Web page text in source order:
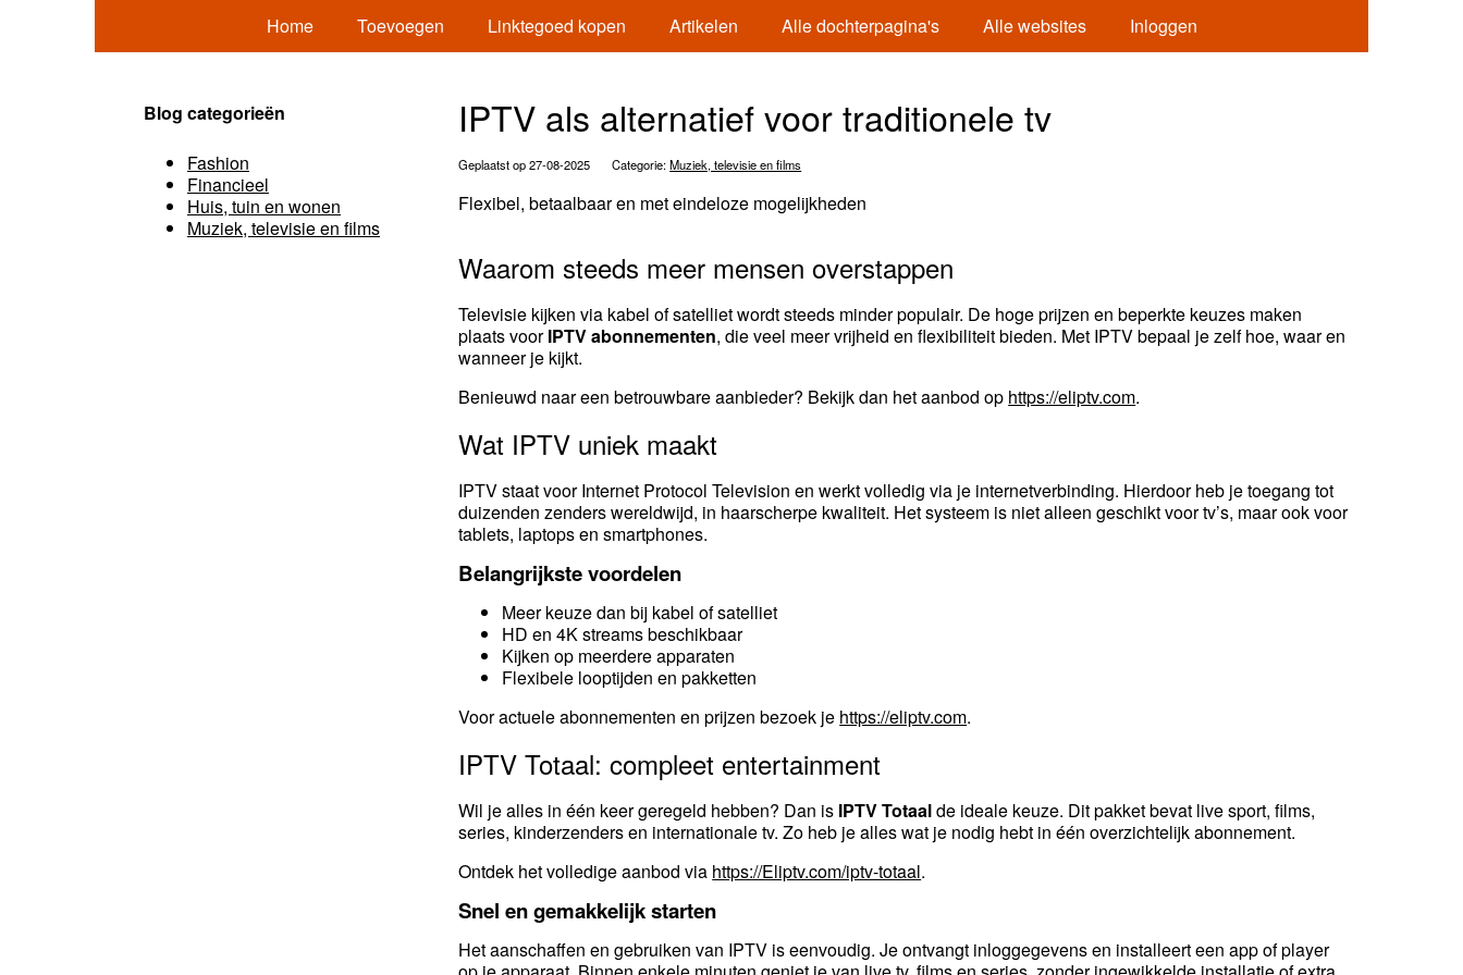
Home Toevoegen Linktegoed kopen Artikelen Alle dochterpagina's Alle websites Inloggen
IPTV als alternatief voor traditionele tv
Geplaatst op 27-08-2025 Categorie:Muziek, televisie en films
Flexibel, betaalbaar en met eindeloze mogelijkheden
Waarom steeds meer mensen overstappen
Televisie kijken via kabel of satelliet wordt steeds minder populair. De hoge prijzen en beperkte keuzes maken
plaats voorIPTV abonnementen, die veel meer vrijheid en flexibiliteit bieden. Met IPTV bepaal je zelf hoe, waar en
wanneer je kijkt.
Benieuwd naar een betrouwbare aanbieder? Bekijk dan het aanbod op https://eliptv.com.
Wat IPTV uniek maakt
IPTV staat voor Internet Protocol Television en werkt volledig via je internetverbinding. Hierdoor heb je toegang tot
duizenden zenders wereldwijd, in haarscherpe kwaliteit. Het systeem is niet alleen geschikt voor tv’s, maar ook voor
tablets, laptops en smartphones.
Belangrijkste voordelen
Meer keuze dan bij kabel of satelliet
HD en 4K streams beschikbaar
Kijken op meerdere apparaten
Flexibele looptijden en pakketten
Voor actuele abonnementen en prijzen bezoek je https://eliptv.com.
IPTV Totaal: compleet entertainment
Wil je alles in één keer geregeld hebben? Dan is IPTV Totaalde ideale keuze. Dit pakket bevat live sport, films,
series, kinderzenders en internationale tv. Zo heb je alles wat je nodig hebt in één overzichtelijk abonnement.
Ontdek het volledige aanbod via https://Eliptv.com/iptv-totaal.
Snel en gemakkelijk starten
Het aanschaffen en gebruiken van IPTV is eenvoudig. Je ontvangt inloggegevens en installeert een app of player
Blog categorieën
Fashion
Financieel
Huis, tuin en wonen
Muziek, televisie en films